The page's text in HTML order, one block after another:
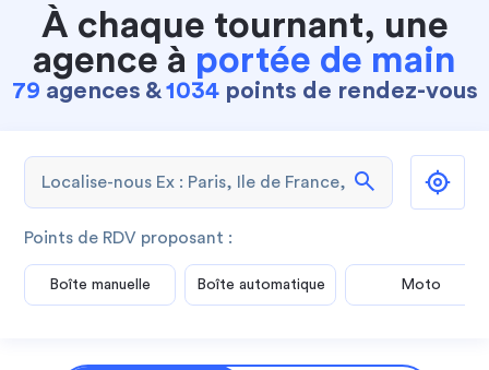
À chaque tournant, une
agence à portée de main
79 agences &1034points de rendez-vous
search
Points de RDV proposant :
Boîte manuelle Boîte automatique Moto